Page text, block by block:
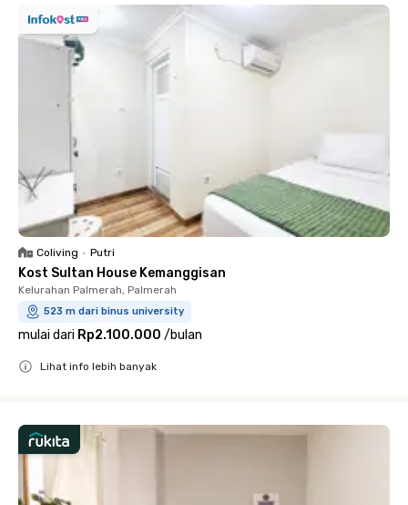
Coliving • Putri
Kost Sultan House Kemanggisan
Kelurahan Palmerah, Palmerah
523 m dari binus university
mulai dari Rp2.100.000 /bulan
Lihat info lebih banyak